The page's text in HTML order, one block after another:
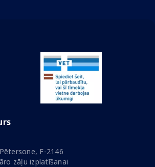
F-2146
zāļu izplatīšanai